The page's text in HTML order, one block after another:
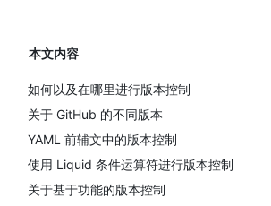
本文内容
如何以及在哪里进行版本控制
关于 GitHub 的不同版本
YAML 前辅文中的版本控制
使用 Liquid 条件运算符进行版本控制
关于基于功能的版本控制